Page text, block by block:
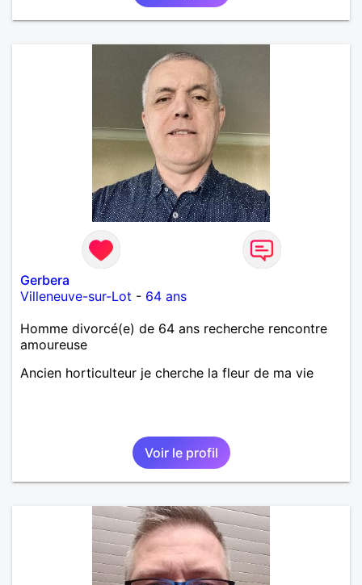
Gerbera
Villeneuve-sur-Lot - 64 ans
Homme divorcé(e) de 64 ans recherche rencontre
amoureuse
Ancien horticulteur je cherche la fleur de ma vie
Voir le profil